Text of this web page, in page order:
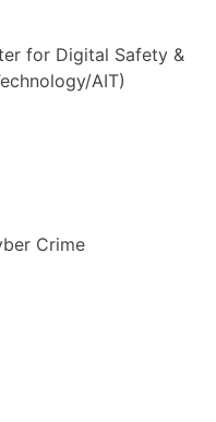
for Digital Safety &
AIT)
Crime